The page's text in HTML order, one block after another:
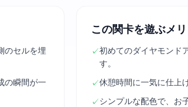
のセルを埋
の瞬間が一
この関卡を遊ぶメ
✓初めてのダイヤモンド
す。
✓休憩時間に一気に仕上
✓シンプルな配色で、お